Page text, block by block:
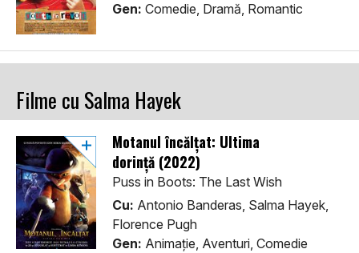
Gen: Comedie, Dramă, Romantic
Filme cu Salma Hayek
Motanul încălțat: Ultima
dorință (2022)
Puss in Boots: The Last Wish
Cu: Antonio Banderas, Salma Hayek,
Florence Pugh
Gen: Animaţie, Aventuri, Comedie